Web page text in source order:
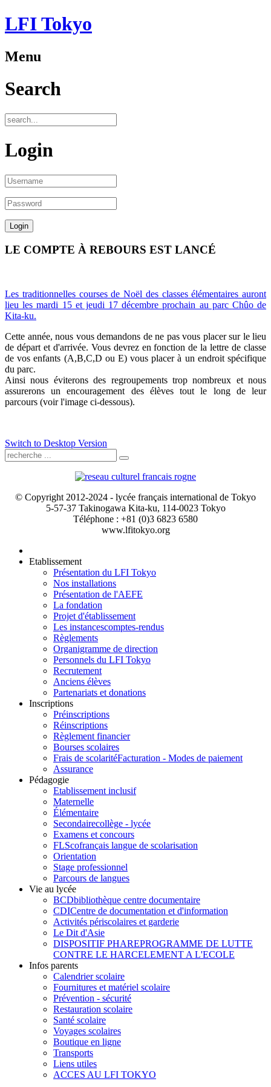
LFI Tokyo
Menu
Search
Login
LE COMPTE À REBOURS EST LANCÉ
Les traditionnelles courses de Noël des classes élémentaires auront
lieu les mardi 15 et jeudi 17 décembre prochain au parc Chûo de
Kita-ku.
Cette année, nous vous demandons de ne pas vous placer sur le lieu
de départ et d'arrivée. Vous devrez en fonction de la lettre de classe
de vos enfants (A,B,C,D ou E) vous placer à un endroit spécifique
du parc.
Ainsi nous éviterons des regroupements trop nombreux et nous
assurerons un encouragement des élèves tout le long de leur
parcours (voir l'image ci-dessous).
Switch to Desktop Version
© Copyright 2012-2024 - lycée français international de Tokyo
5-57-37 Takinogawa Kita-ku, 114-0023 Tokyo
Téléphone : +81 (0)3 6823 6580
www.lfitokyo.org
Etablissement
Présentation du LFI Tokyo
Nos installations
Présentation de l'AEFE
La fondation
Projet d'établissement
Les instancescomptes-rendus
Règlements
Organigramme de direction
Personnels du LFI Tokyo
Recrutement
Anciens élèves
Partenariats et donations
Inscriptions
Préinscriptions
Réinscriptions
Règlement financier
Bourses scolaires
Frais de scolaritéFacturation - Modes de paiement
Assurance
Pédagogie
Etablissement inclusif
Maternelle
Élémentaire
Secondairecollège - lycée
Examens et concours
FLScofrançais langue de scolarisation
Orientation
Stage professionnel
Parcours de langues
Vie au lycée
BCDbibliothèque centre documentaire
CDICentre de documentation et d'information
Activités périscolaires et garderie
Le Dit d'Asie
DISPOSITIF PHAREPROGRAMME DE LUTTE
CONTRE LE HARCELEMENT A L'ECOLE
Infos parents
Calendrier scolaire
Fournitures et matériel scolaire
Prévention - sécurité
Restauration scolaire
Santé scolaire
Voyages scolaires
Boutique en ligne
Transports
Liens utiles
ACCES AU LFI TOKYO